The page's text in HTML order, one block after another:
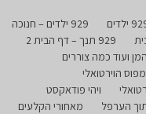
ילדים
929 ילדים – חנוכה
929 תנך – דף הבית 2
המן ועוד כמה צוררים
הוירטואלי
ויהי פודאקסט
הערפל
מאחורי הקלעים